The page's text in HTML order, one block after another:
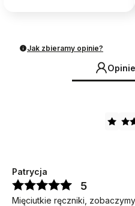
Jak zbieramy opinie?
Patrycja
5
Mięciutkie ręczniki,